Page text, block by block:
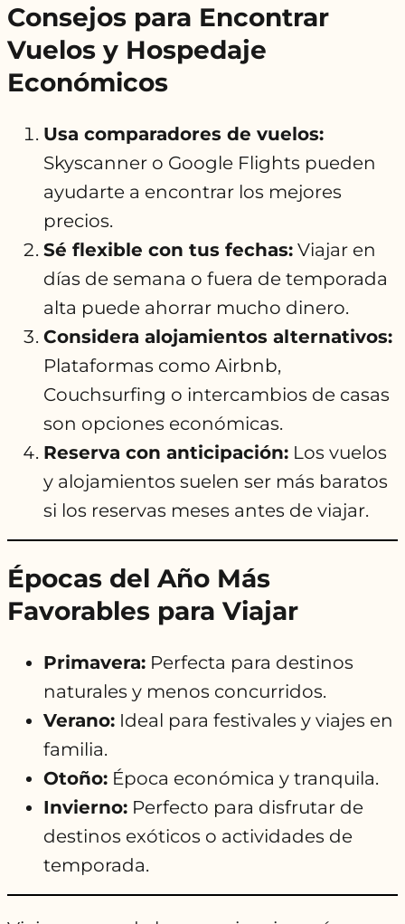
Consejos para Encontrar
Vuelos y Hospedaje
Económicos
Usa comparadores de vuelos:
Skyscanner o Google Flights pueden
ayudarte a encontrar los mejores
precios.
Sé flexible con tus fechas: Viajar en
días de semana o fuera de temporada
alta puede ahorrar mucho dinero.
Considera alojamientos alternativos:
Plataformas como Airbnb,
Couchsurfing o intercambios de casas
son opciones económicas.
Reserva con anticipación: Los vuelos
y alojamientos suelen ser más baratos
si los reservas meses antes de viajar.
Épocas del Año Más
Favorables para Viajar
Primavera: Perfecta para destinos
naturales y menos concurridos.
Verano: Ideal para festivales y viajes en
familia.
Otoño: Época económica y tranquila.
Invierno: Perfecto para disfrutar de
destinos exóticos o actividades de
temporada.